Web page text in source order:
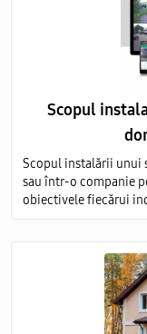
Scopul
Scopul instalării unui
sau într-o companie
obiectivele fiecărui